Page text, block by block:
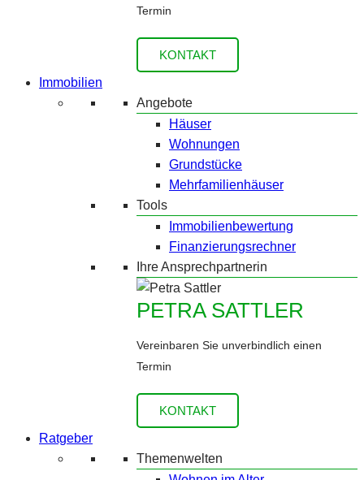
Termin
KONTAKT
Immobilien
Angebote
Häuser
Wohnungen
Grundstücke
Mehrfamilienhäuser
Tools
Immobilienbewertung
Finanzierungsrechner
Ihre Ansprechpartnerin
PETRA SATTLER
Vereinbaren Sie unverbindlich einen
Termin
KONTAKT
Ratgeber
Themenwelten